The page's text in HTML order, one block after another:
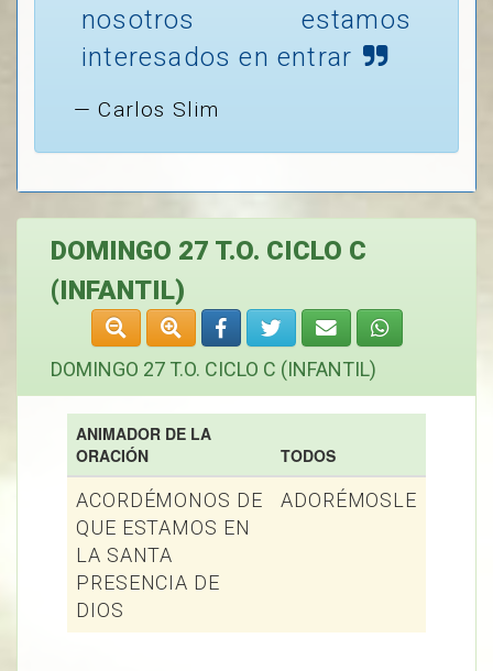
nosotros estamos
interesados en entrar
Carlos Slim
DOMINGO 27 T.O. CICLO C
(INFANTIL)
DOMINGO 27 T.O. CICLO C (INFANTIL)
ANIMADOR DE LA
ORACIÓN
TODOS
ACORDÉMONOS DE
QUE ESTAMOS EN
LA SANTA
PRESENCIA DE
DIOS
ADORÉMOSLE